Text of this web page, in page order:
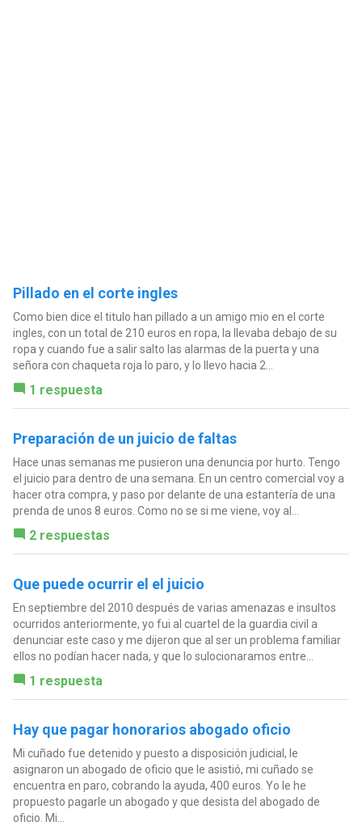
Pillado en el corte ingles
Como bien dice el titulo han pillado a un amigo mio en el corte
ingles, con un total de 210 euros en ropa, la llevaba debajo de su
ropa y cuando fue a salir salto las alarmas de la puerta y una
señora con chaqueta roja lo paro, y lo llevo hacia 2...
1 respuesta
Preparación de un juicio de faltas
Hace unas semanas me pusieron una denuncia por hurto. Tengo
el juicio para dentro de una semana. En un centro comercial voy a
hacer otra compra, y paso por delante de una estantería de una
prenda de unos 8 euros. Como no se si me viene, voy al...
2 respuestas
Que puede ocurrir el el juicio
En septiembre del 2010 después de varias amenazas e insultos
ocurridos anteriormente, yo fui al cuartel de la guardia civil a
denunciar este caso y me dijeron que al ser un problema familiar
ellos no podían hacer nada, y que lo sulocionaramos entre...
1 respuesta
Hay que pagar honorarios abogado oficio
Mi cuñado fue detenido y puesto a disposición judicial, le
asignaron un abogado de oficio que le asistió, mi cuñado se
encuentra en paro, cobrando la ayuda, 400 euros. Yo le he
propuesto pagarle un abogado y que desista del abogado de
oficio. Mi...